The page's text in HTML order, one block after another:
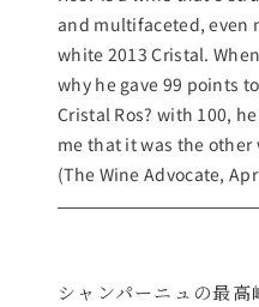
and multifaceted, even
white 2013 Cristal.
why he gave 99 points
Cristal Ros? with 100,
me that it was the other
(The Wine Advocate,
シャンパーニュの最高